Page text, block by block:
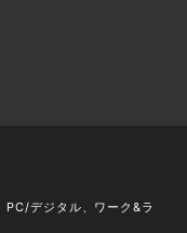
PC/デジタル、ワーク&ラ